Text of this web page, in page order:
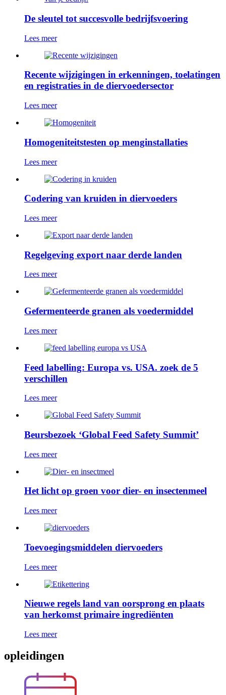
De sleutel tot succesvolle bedrijfsvoering
Lees meer
Recente wijzigingen in erkenningen, toelatingen
en registraties in de diervoedersector
Lees meer
Homogeniteitstesten op menginstallaties
Lees meer
Codering van kruiden in diervoeders
Lees meer
Regelgeving export naar derde landen
Lees meer
Gefermenteerde granen als voedermiddel
Lees meer
Feed labelling: Europa vs. USA. zoek de 5
verschillen
Lees meer
Beursbezoek ‘Global Feed Safety Summit’
Lees meer
Het licht op groen voor dier- en insectenmeel
Lees meer
Toevoegingsmiddelen diervoeders
Lees meer
Nieuwe regels land van oorsprong en plaats
van herkomst primaire ingrediënten
Lees meer
opleidingen